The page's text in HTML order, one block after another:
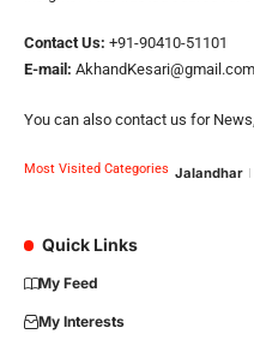
Contact Us: +91-90410-51101
E-mail: AkhandKesari@gmail.com
You can also contact us for
Most Visited Categories Jalandhar
Quick Links
My Feed
My Interests